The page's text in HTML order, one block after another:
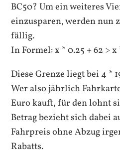
BC50? Um ein weiteres
einzusparen, werden nun
fällig.
In Formel: x * 0.25 + 62 > x
Diese Grenze liegt bei 4 *
Wer also jährlich
Euro kauft, für den lohnt
Betrag bezieht sich dabei
Fahrpreis ohne Abzug
Rabatts.